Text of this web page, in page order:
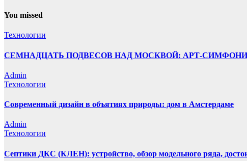
You missed
Технологии
СЕМНАДЦАТЬ ПОДВЕСОВ НАД МОСКВОЙ: АРТ-
Admin
Технологии
Современный дизайн в объятиях природы: дом в Амстердаме
Admin
Технологии
Септики ДКС (КЛЕН): устройство, обзор модельного ряда,